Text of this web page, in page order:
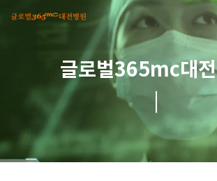
글로벌365mc대